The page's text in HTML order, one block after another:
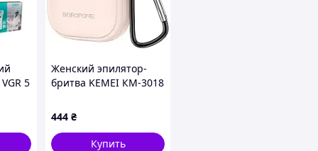
5
Женский эпилятор-
бритва KEMEI КМ-3018
444 ₴
Купить